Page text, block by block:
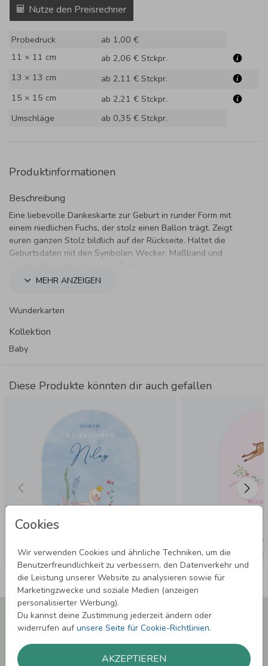
Cookies
Wir verwenden Cookies und ähnliche Techniken, um die
Benutzerfreundlichkeit zu verbessern, den Datenverkehr und
die Leistung unserer Website zu analysieren sowie für
Marketingzwecke und soziale Medien (anzeigen
personalisierter Werbung).
Du kannst deine Zustimmung jederzeit ändern oder
widerrufen aufunsere Seite für Cookie-Richtlinien.
AKZEPTIEREN
Nutze den Preisrechner
Probedruck
ab 1,00 €
11 × 11 cm
ab 2,06 € Stckpr.
13 × 13 cm
ab 2,11 € Stckpr.
15 × 15 cm
ab 2,21 € Stckpr.
Umschläge
ab 0,35 € Stckpr.
Produktinformationen
Beschreibung
Eine liebevolle Dankeskarte zur Geburt in runder Form mit
einem niedlichen Fuchs, der stolz einen Ballon trägt. Zeigt
euren ganzen Stolz bildlich auf der Rückseite. Haltet die
Geburtsdaten mit den Symbolen Wecker, Maßband und
MEHR ANZEIGEN
Wunderkarten
Kollektion
Baby
Diese Produkte könnten dir auch gefallen
Newsletter abonnieren und 5,00 € Rabatt**
sichern!
Melde Dich zu unserem Newsletter an und bleibe auf dem
Laufenden.